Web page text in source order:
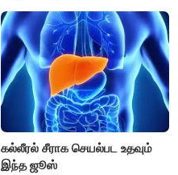
கல்லீரல் சீராக செயல்பட உதவும்
இந்த ஜூஸ்